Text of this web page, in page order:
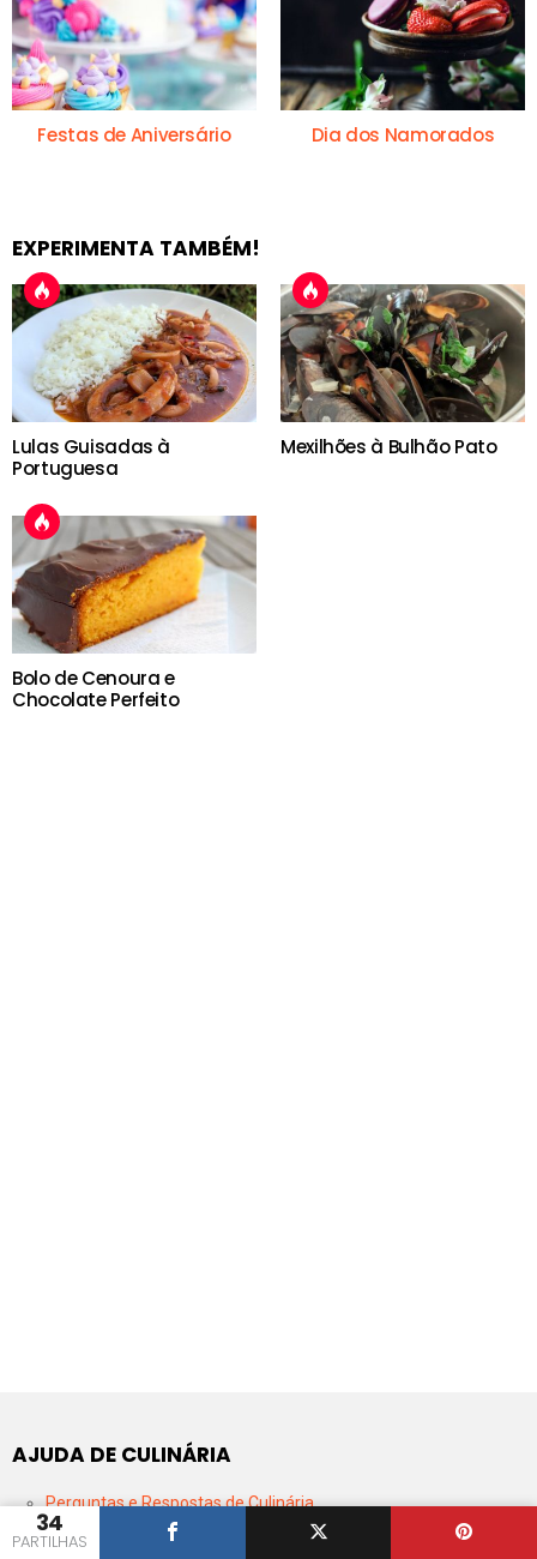
34
PARTILHAS
Festas de Aniversário Dia dos Namorados
EXPERIMENTA TAMBÉM!
Lulas Guisadas à
Portuguesa
Mexilhões à Bulhão Pato
Bolo de Cenoura e
Chocolate Perfeito
AJUDA DE CULINÁRIA
Perguntas e Respostas de Culinária
App de Android do Iguaria
Dicionário de Culinária Portuguesa